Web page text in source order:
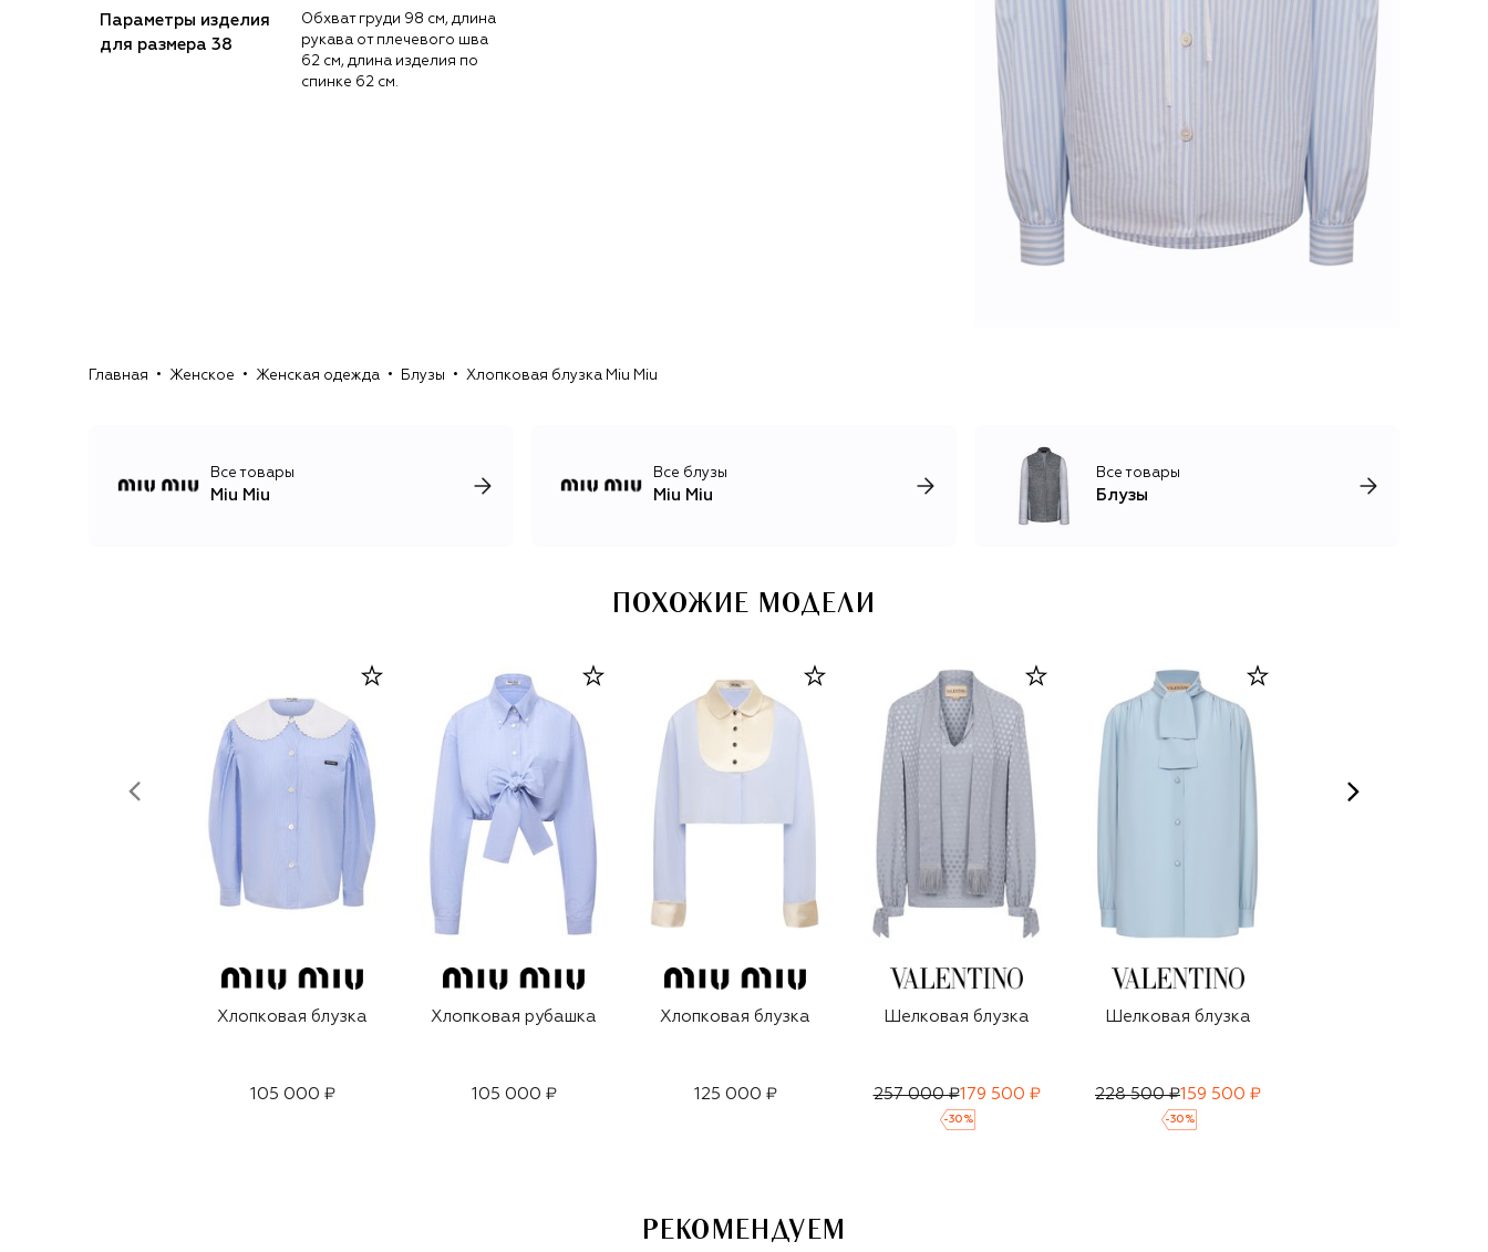
Параметры изделия
для размера 38
Обхват груди 98 см, длина
рукава от плечевого шва
62 см, длина изделия по
спинке 62 см.
профилем, боулинг-сумки и многие другие.
Главная Женское Женская одежда Блузы Хлопковая блузка Miu Miu
Все товары
Miu Miu
Все блузы
Miu Miu
Все товары
Блузы
ПОХОЖИЕ МОДЕЛИ
Хлопковая блузка
105 000 ₽
Хлопковая рубашка
105 000 ₽
Хлопковая блузка
125 000 ₽
Шелковая блузка
257 000 ₽179 500 ₽
-30 %
Шелковая блузка
228 500 ₽159 500 ₽
-30 %
РЕКОМЕНДУЕМ